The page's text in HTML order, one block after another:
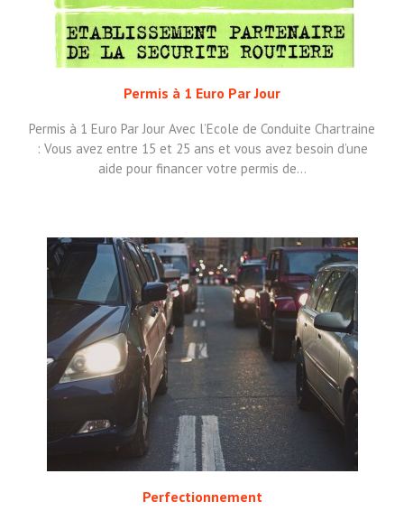
Permis à 1 Euro Par Jour
Permis à 1 Euro Par Jour Avec l’Ecole de Conduite Chartraine
: Vous avez entre 15 et 25 ans et vous avez besoin d’une
aide pour financer votre permis de…
Perfectionnement